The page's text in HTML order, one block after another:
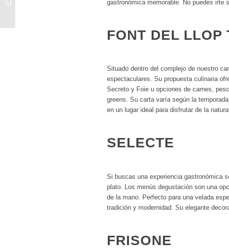
gastronómica memorable. No puedes irte
FONT DEL LLOP
Situado dentro del complejo de nuestro
espectaculares. Su propuesta culinaria
Secreto y Foie u opciones de carnes,
greens. Su carta varía según la
en un lugar ideal para disfrutar de la
SELECTE
Si buscas una experiencia gastronómica
plato. Los menús degustación son una
de la mano. Perfecto para una velada
tradición y modernidad. Su elegante
FRISONE